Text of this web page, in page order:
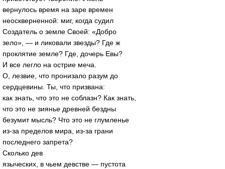
вернулось время на заре времен
неоскверненной: миг, когда судил
Создатель о земле Своей: «Добро
зело», — и ликовали звезды? Где ж
проклятие земле? Где, дочерь Евы?
И все легло на острие меча.
О, лезвие, что пронизало разум до
сердцевины. Ты, что призвана:
как знать, что это не соблазн? Как знать,
что это не зиянье древней бездны
безумит мысль? Что это не глумленье
из-за пределов мира, из-за грани
последнего запрета?
Сколько дев
языческих, в чьем девстве — пустота